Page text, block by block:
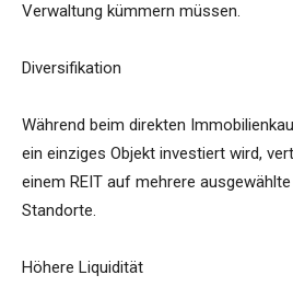
Verwaltung kümmern müssen.
Diversifikation
Während beim direkten
ein einziges Objekt investiert wird,
einem REIT auf mehrere
Standorte.
Höhere Liquidität